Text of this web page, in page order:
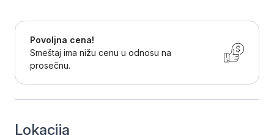
Povoljna cena!
Smeštaj ima nižu cenu u odnosu na
prosečnu.
Lokacija